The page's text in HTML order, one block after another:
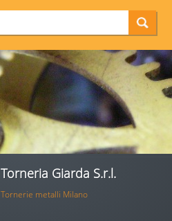
Torneria Giarda S.r.l.
Tornerie metalli Milano